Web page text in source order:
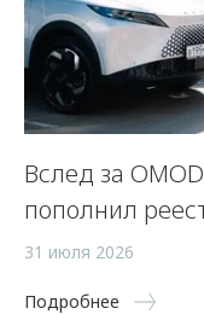
Вслед за
пополнил
31 июля 2026
Подробнее